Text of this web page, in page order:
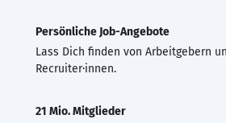
Persönliche Job-Angebote
Lass Dich finden von Arbeitgebern
Recruiter·innen.
21 Mio. Mitglieder